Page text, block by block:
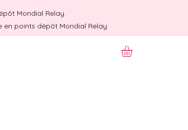
Mondial Relay.
points dépôt Mondial Relay.